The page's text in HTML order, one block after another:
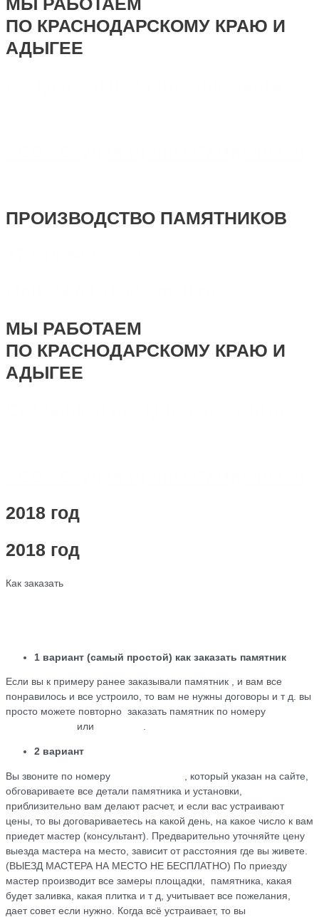
ПО КРАСНОДАРСКОМУ КРАЮ И
АДЫГЕЕ
ПРОИЗВОДСТВО ПАМЯТНИКОВ
МЫ РАБОТАЕМ
ПО КРАСНОДАРСКОМУ КРАЮ И
АДЫГЕЕ
2018 год
2018 год
Как заказать
1 вариант (самый простой) как заказать памятник
Если вы к примеру ранее заказывали памятник , и вам все
понравилось и все устроило, то вам не нужны договоры и т д. вы
просто можете повторно заказать памятник по номеру
или .
2 вариант
Вы звоните по номеру
, который указан на сайте,
обговариваете все детали памятника и установки,
приблизительно вам делают расчет, и если вас устраивают
цены, то вы договариваетесь на какой день, на какое число к вам
приедет мастер (консультант). Предварительно уточняйте цену
выезда мастера на место, зависит от расстояния где вы живете.
(ВЫЕЗД МАСТЕРА НА МЕСТО НЕ БЕСПЛАТНО) По приезду
мастер производит все замеры площадки, памятника, какая
будет заливка, какая плитка и т д, учитывает все пожелания,
дает совет если нужно. Когда всё устраивает, то вы